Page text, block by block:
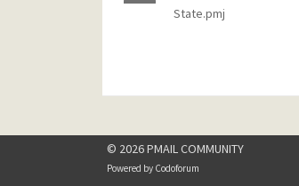
State.pmj
© 2026 PMAIL COMMUNITY
Powered by Codoforum